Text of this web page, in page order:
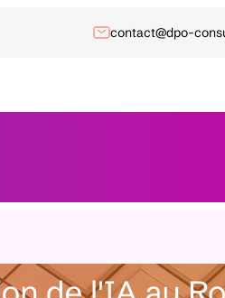
contact@dpo-